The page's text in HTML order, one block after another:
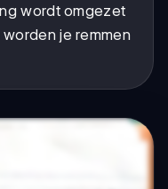
wordt omgezet
je remmen